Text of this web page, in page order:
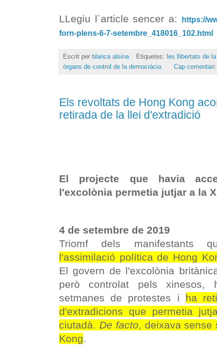
LLegiu l´article sencer a:
https://
forn-plens-6-7-setembre_418016_102.html
Escrit per blanca alsina Etiquetes: les llibertats de
òrgans de control de la democràcia
Cap
Els revoltats de Hong Kong
retirada de la llei d'extradició
El projecte que havia
l'excolònia permetia jutjar a la
4 de setembre de 2019
Triomf dels manifestants
l'assimilació política de Hong
El govern de l'excolònia
però controlat pels xinesos,
setmanes de protestes i ha
d'extradicions que permetia
ciutadà. De facto, deixava sense
Kong.